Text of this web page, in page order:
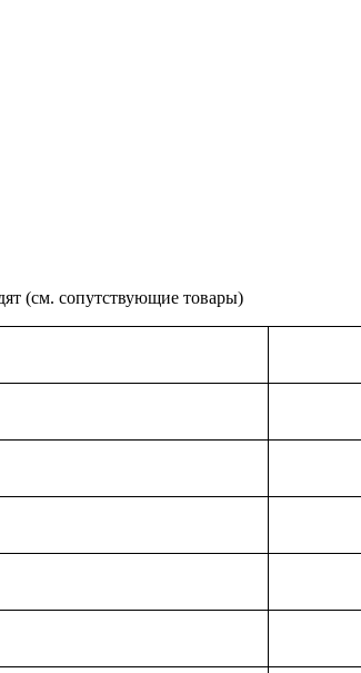
(см. сопутствующие товары)